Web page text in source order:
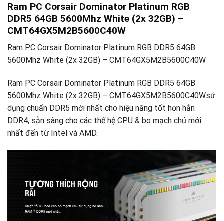
Ram PC Corsair Dominator Platinum RGB
DDR5 64GB 5600Mhz White (2x 32GB) –
CMT64GX5M2B5600C40W
Ram PC Corsair Dominator Platinum RGB DDR5 64GB
5600Mhz White (2x 32GB) – CMT64GX5M2B5600C40W
Ram PC Corsair Dominator Platinum RGB DDR5 64GB
5600Mhz White (2x 32GB) – CMT64GX5M2B5600C40Wsử
dụng chuẩn DDR5 mới nhất cho hiệu năng tốt hơn hẳn
DDR4, sẵn sàng cho các thế hệ CPU & bo mạch chủ mới
nhất đến từ Intel và AMD.